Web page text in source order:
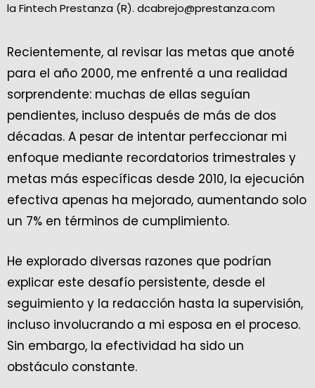
la Fintech Prestanza (R). dcabrejo@prestanza.com
Recientemente, al revisar las metas que anoté
para el año 2000, me enfrenté a una realidad
sorprendente: muchas de ellas seguían
pendientes, incluso después de más de dos
décadas. A pesar de intentar perfeccionar mi
enfoque mediante recordatorios trimestrales y
metas más específicas desde 2010, la ejecución
efectiva apenas ha mejorado, aumentando solo
un 7% en términos de cumplimiento.
He explorado diversas razones que podrían
explicar este desafío persistente, desde el
seguimiento y la redacción hasta la supervisión,
incluso involucrando a mi esposa en el proceso.
Sin embargo, la efectividad ha sido un
obstáculo constante.